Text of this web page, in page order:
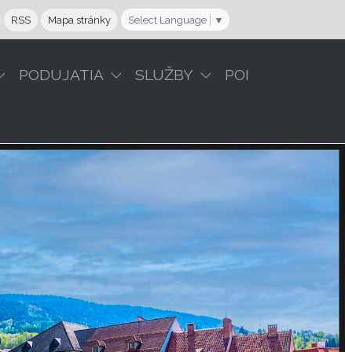
RSS Mapa stránky Select Language ▼
PODUJATIA SLUŽBY POI